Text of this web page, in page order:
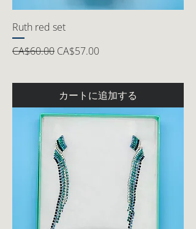
Ruth red set
通常価格
CA$60.00 セール価格
CA$57.00
カートに追加する